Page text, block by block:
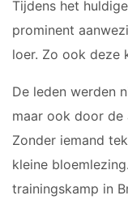
Tijdens het
prominent
loer. Zo ook deze
De leden werden
maar ook door de
Zonder iemand
kleine
trainingskamp in